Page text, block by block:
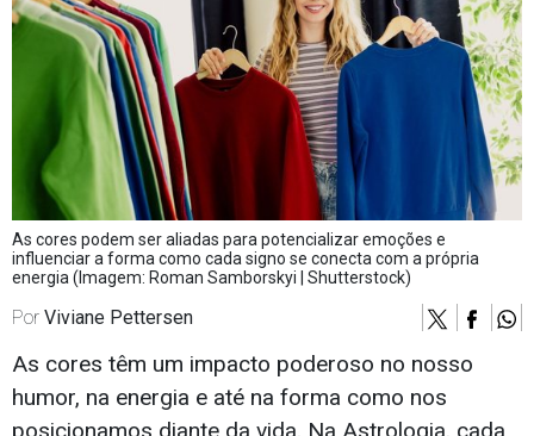
As cores podem ser aliadas para potencializar emoções e
influenciar a forma como cada signo se conecta com a própria
energia (Imagem: Roman Samborskyi | Shutterstock)
Por Viviane Pettersen
As cores têm um impacto poderoso no nosso
humor, na energia e até na forma como nos